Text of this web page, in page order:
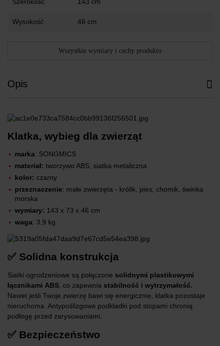
Wysokość 46 cm
Wszystkie wymiary i cechy produktu
Opis
Klatka, wybieg dla zwierząt
marka: SONGMICS
materiał: ‎tworzywo ABS, siatka metaliczna
kolor: czarny
przeznaczenie: małe zwierzęta - królik, pies, chomik, świnka
morska
wymiary: 143 x 73 x 46 cm
waga: 3,9 kg
✅ Solidna konstrukcja
Siatki ogrodzeniowe są połączone solidnymi plastikowymi
łącznikami ABS , co zapewnia stabilność i wytrzymałość.
Nawet jeśli Twoje zwierzę bawi się energicznie, klatka pozostaje
nieruchoma. Antypoślizgowe podkładki pod stopami chronią
podłogę przed zarysowaniami.
✅ Bezpieczeństwo